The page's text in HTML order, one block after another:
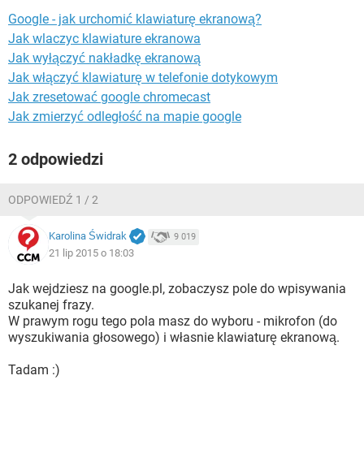
Google - jak urchomić klawiaturę ekranową?
Jak wlaczyc klawiature ekranowa
Jak wyłączyć nakładkę ekranową
Jak włączyć klawiaturę w telefonie dotykowym
Jak zresetować google chromecast
Jak zmierzyć odległość na mapie google
2 odpowiedzi
ODPOWIEDŹ 1 / 2
Karolina Świdrak 9 019
21 lip 2015 o 18:03
Jak wejdziesz na google.pl, zobaczysz pole do wpisywania
szukanej frazy.
W prawym rogu tego pola masz do wyboru - mikrofon (do
wyszukiwania głosowego) i własnie klawiaturę ekranową.
Tadam :)